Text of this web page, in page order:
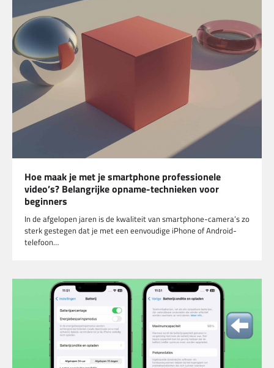
Hoe maak je met je smartphone professionele
video’s? Belangrijke opname-technieken voor
beginners
In de afgelopen jaren is de kwaliteit van smartphone-camera’s zo
sterk gestegen dat je met een eenvoudige iPhone of Android-
telefoon…